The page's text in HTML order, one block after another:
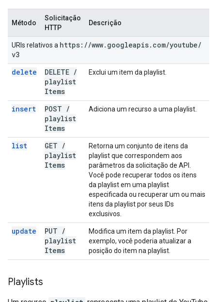
Método
Solicitação
HTTP
Descrição
URIs relativos a https: //www. googleapis. com/youtube/
v3
delete
DELETE /
playlist
Items
Exclui um item da playlist.
insert POST /
playlist
Items
Adiciona um recurso a uma playlist.
list GET /
playlist
Items
Retorna um conjunto de itens da
playlist que correspondem aos
parâmetros da solicitação de API.
Você pode recuperar todos os itens
da playlist em uma playlist
especificada ou recuperar um ou mais
itens da playlist por seus IDs
exclusivos.
update PUT /
playlist
Items
Modifica um item da playlist. Por
exemplo, você poderia atualizar a
posição do item na playlist.
Playlists